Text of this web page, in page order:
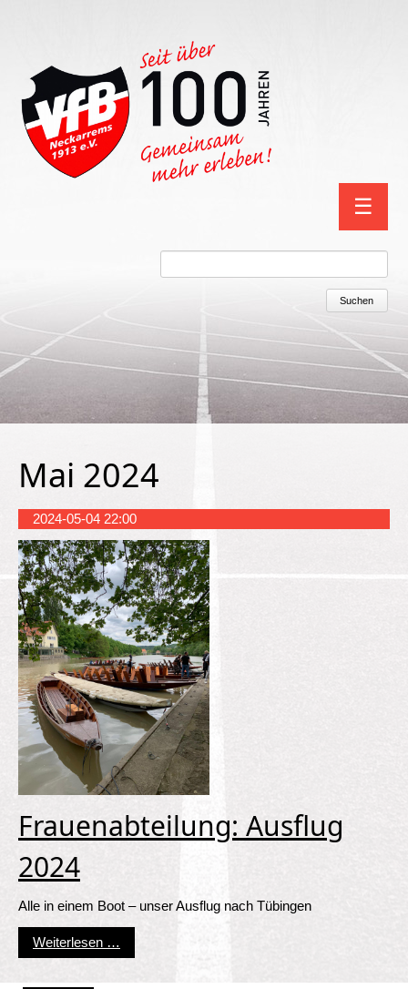
☰
Suchen
Mai 2024
2024-05-04 22:00
Frauenabteilung: Ausflug
2024
Alle in einem Boot – unser Ausflug nach Tübingen
Weiterlesen …